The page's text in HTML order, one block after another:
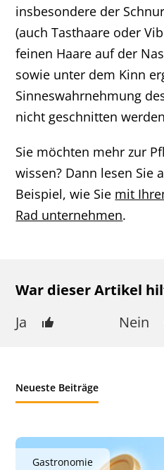
insbesondere der
(auch Tasthaare oder
feinen Haare auf der
sowie unter dem Kinn
Sinneswahrnehmung
nicht geschnitten
Sie möchten mehr zur
wissen? Dann lesen Sie
Beispiel, wie Sie mit
Rad unternehmen.
War dieser Artikel
Ja
Nein
Neueste Beiträge
Gastronomie